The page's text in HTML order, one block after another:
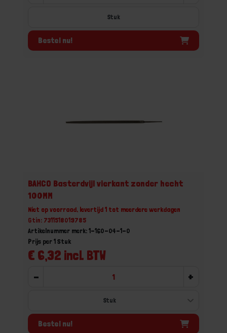
Stuk
Bestel nu!
BAHCO Basterdvijl vierkant zonder hecht
100MM
Niet op voorraad, levertijd 1 tot meerdere werkdagen
Gtin: 7311518019785
Artikelnummer merk: 1-160-04-1-0
€ 6,32 incl. BTW
Prijs per 1 Stuk
- +
Bestel nu!